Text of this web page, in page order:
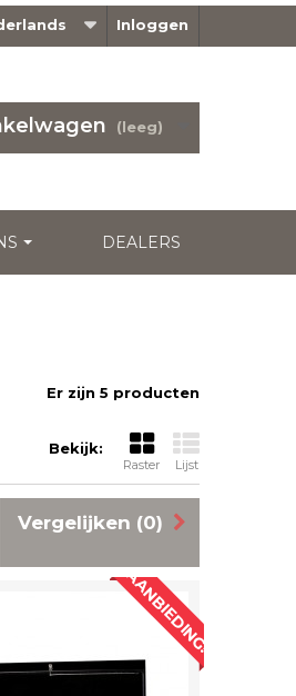
Inloggen
(leeg)
DEALERS
Er zijn 5 producten
Bekijk:
Raster Lijst
Vergelijken (0)
AANBIEDING!